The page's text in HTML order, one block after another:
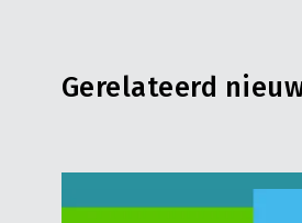
Gerelateerd